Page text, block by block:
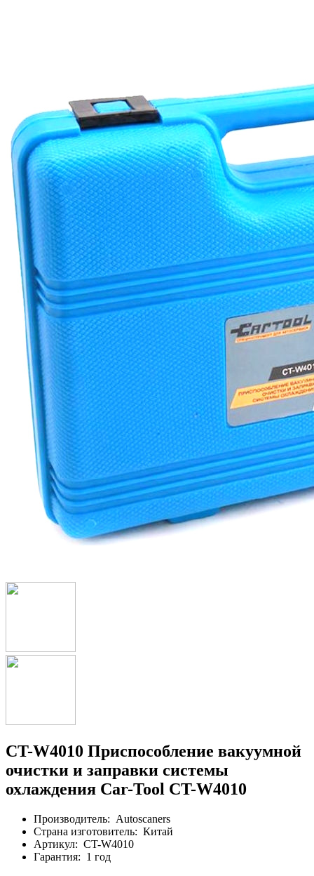
CT-W4010 Приспособление вакуумной
очистки и заправки системы
охлаждения Car-Tool CT-W4010
Производитель: Autoscaners
Страна изготовитель: Китай
Артикул: CT-W4010
Гарантия: 1 год